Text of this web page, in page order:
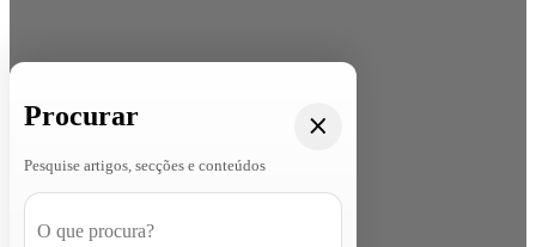
Procurar
Pesquise artigos, secções e conteúdos